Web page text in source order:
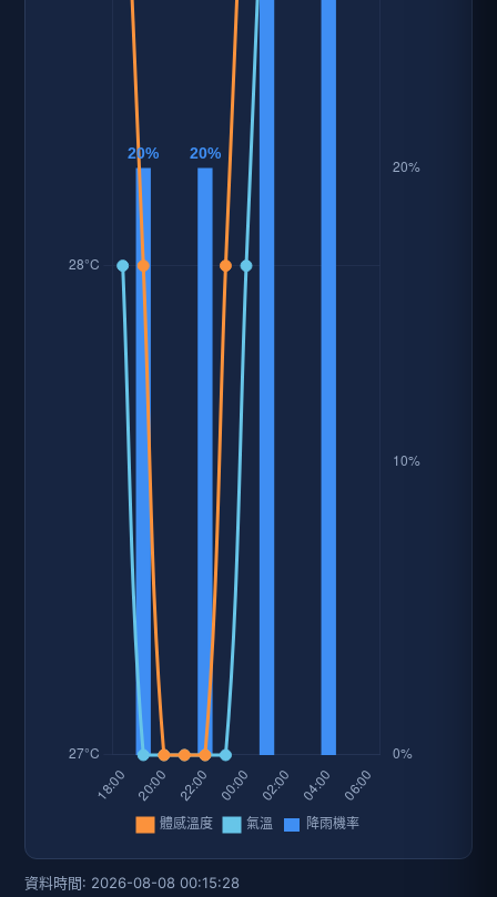
資料時間: 2026-08-08 00:15:28